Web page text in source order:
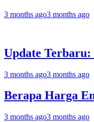
3 months ago3 months ago
Update
3 months ago3 months ago
Berapa Harga
3 months ago3 months ago